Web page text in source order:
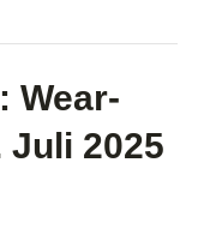
Wear-
Juli 2025